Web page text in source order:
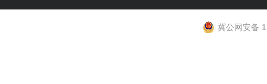
冀公网安备